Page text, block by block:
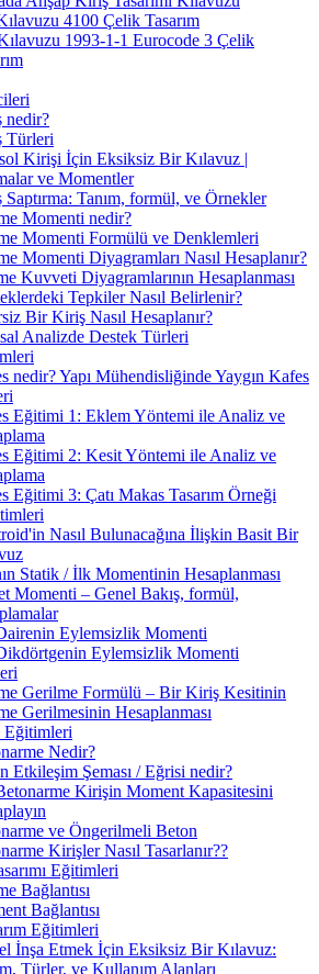
4100 Çelik Tasarım
1993-1-1 Eurocode 3 Çelik
nedir?
Türleri
Kirişi İçin Eksiksiz Bir Kılavuz |
ve Momentler
Tanım, formül, ve Örnekler
Momenti nedir?
Momenti Formülü ve Denklemleri
Momenti Diyagramları Nasıl Hesaplanır?
Kuvveti Diyagramlarının Hesaplanması
Tepkiler Nasıl Belirlenir?
Bir Kiriş Nasıl Hesaplanır?
Analizde Destek Türleri
nedir? Yapı Mühendisliğinde Yaygın Kafes
Eğitimi 1: Eklem Yöntemi ile Analiz ve
Eğitimi 2: Kesit Yöntemi ile Analiz ve
Eğitimi 3: Çatı Makas Tasarım Örneği
Nasıl Bulunacağına İlişkin Basit Bir
Statik / İlk Momentinin Hesaplanması
Momenti – Genel Bakış, formül,
Eylemsizlik Momenti
Eylemsizlik Momenti
Gerilme Formülü – Bir Kiriş Kesitinin
Gerilmesinin Hesaplanması
Eğitimleri
Nedir?
Etkileşim Şeması / Eğrisi nedir?
Kirişin Moment Kapasitesini
ve Öngerilmeli Beton
Kirişler Nasıl Tasarlanır??
Eğitimleri
Bağlantısı
Bağlantısı
Eğitimleri
İnşa Etmek İçin Eksiksiz Bir Kılavuz:
Türler, ve Kullanım Alanları